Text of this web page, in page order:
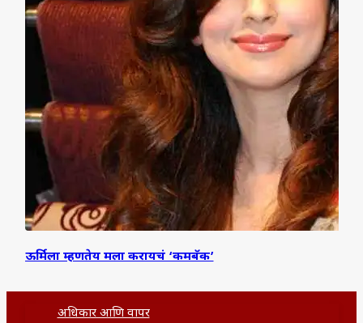
ऊर्मिला म्हणतेय मला करायचं ‘कमबॅक’
अधिकार आणि वापर